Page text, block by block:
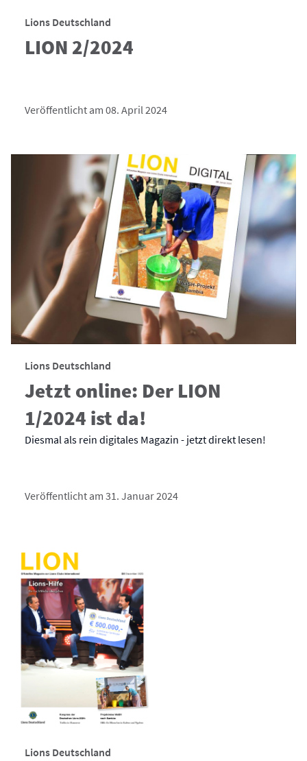
Lions Deutschland
LION 2/2024
Veröffentlicht am 08. April 2024
Lions Deutschland
Jetzt online: Der LION
1/2024 ist da!
Diesmal als rein digitales Magazin - jetzt direkt lesen!
Veröffentlicht am 31. Januar 2024
Lions Deutschland